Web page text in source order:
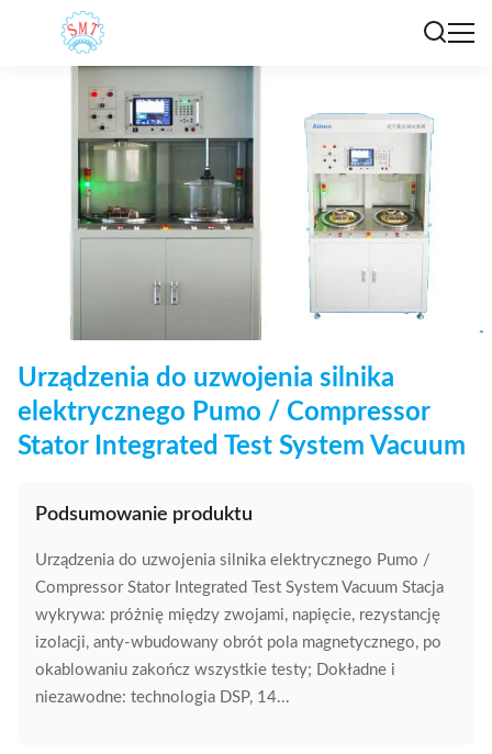
Urządzenia do uzwojenia silnika
elektrycznego Pumo / Compressor
Stator Integrated Test System Vacuum
Podsumowanie produktu
Urządzenia do uzwojenia silnika elektrycznego Pumo /
Compressor Stator Integrated Test System Vacuum Stacja
wykrywa: próżnię między zwojami, napięcie, rezystancję
izolacji, anty-wbudowany obrót pola magnetycznego, po
okablowaniu zakończ wszystkie testy; Dokładne i
niezawodne: technologia DSP, 14...